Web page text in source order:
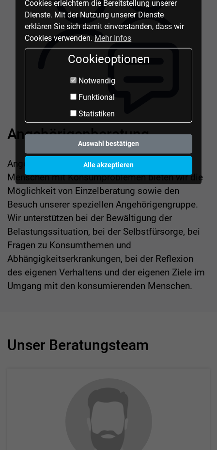
Cookies erleichtern die Bereitstellung unserer
Dienste. Mit der Nutzung unserer Dienste
erklären Sie sich damit einverstanden, dass wir
Cookies verwenden. Mehr Infos
Cookieoptionen
Notwendig
Funktional
Statistiken
Auswahl bestätigen
Alle akzeptieren
Angehörigenberatung
Angehörige, Freunde, Arbeitskolleg*innen von
Menschen mit Konsumproblemen bieten wir die
Möglichkeit von Einzelberatung sowie den
Besuch unserer speziellen Angehörigengruppe.
Wir unterstützen bei der Bewältigung der
Belastungssituation, bei der Selbstfürsorge, bei
Fragen zu Konsumthemen und
Abhängigkeitserkrankungen, bei der Reflexion
des eigenen Verhaltens und der eigenen Ziele im
Umgang mit den konsumierenden Menschen.
Unser Beratungsteam